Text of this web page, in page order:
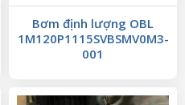
Bơm định lượng OBL
1M120P1115SVBSMV0M3-
001